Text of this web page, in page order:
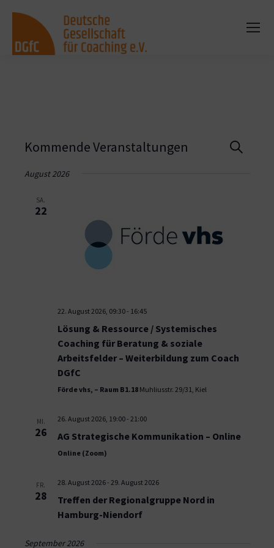
Suche
Kommende Veranstaltungen
August 2026
SA.
22
22. August 2026, 09:30- 16:45
Lösung & Ressource / Systemisches
Coaching für Beratung & soziale
Arbeitsfelder – Weiterbildung zum Coach
DGfC
Förde vhs, – Raum B1.18 Muhliusstr. 29/31, Kiel
MI.
26
26. August 2026, 19:00- 21:00
AG Strategische Kommunikation – Online
Online (Zoom)
FR.
28
28. August 2026- 29. August 2026
Treffen der Regionalgruppe Nord in
Hamburg-Niendorf
September 2026